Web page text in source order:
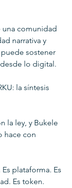
comunidad
narrativa y
sostener
lo digital.
la síntesis
la ley, y Bukele
hace con
plataforma. Es
Es token.